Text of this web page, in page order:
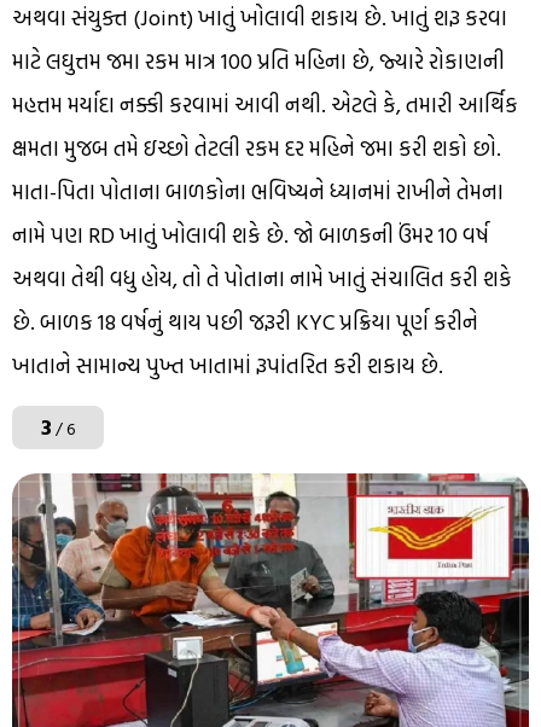
અથવા સંયુક્ત (Joint) ખાતું ખોલાવી શકાય છે. ખાતું શરૂ કરવા
માટે લઘુત્તમ જમા રકમ માત્ર ₹100 પ્રતિ મહિના છે, જ્યારે રોકાણની
મહત્તમ મર્યાદા નક્કી કરવામાં આવી નથી. એટલે કે, તમારી આર્થિક
ક્ષમતા મુજબ તમે ઇચ્છો તેટલી રકમ દર મહિને જમા કરી શકો છો.
માતા-પિતા પોતાના બાળકોના ભવિષ્યને ધ્યાનમાં રાખીને તેમના
નામે પણ RD ખાતું ખોલાવી શકે છે. જો બાળકની ઉંમર 10 વર્ષ
અથવા તેથી વધુ હોય, તો તે પોતાના નામે ખાતું સંચાલિત કરી શકે
છે. બાળક 18 વર્ષનું થાય પછી જરૂરી KYC પ્રક્રિયા પૂર્ણ કરીને
ખાતાને સામાન્ય પુખ્ત ખાતામાં રૂપાંતરિત કરી શકાય છે.
3/ 6